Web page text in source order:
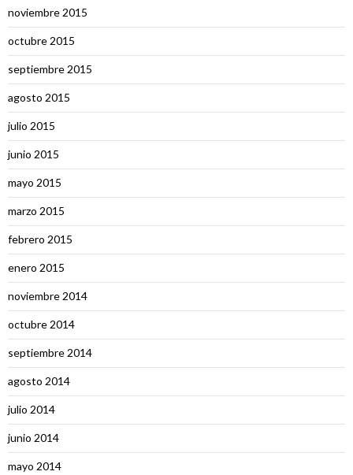
noviembre 2015
octubre 2015
septiembre 2015
agosto 2015
julio 2015
junio 2015
mayo 2015
marzo 2015
febrero 2015
enero 2015
noviembre 2014
octubre 2014
septiembre 2014
agosto 2014
julio 2014
junio 2014
mayo 2014